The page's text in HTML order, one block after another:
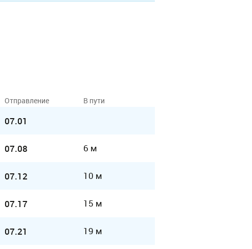
Отправление В пути
07.01
07.08 6 м
07.12 10 м
07.17 15 м
07.21 19 м